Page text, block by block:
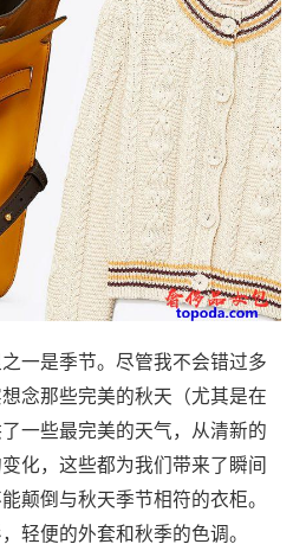
一是季节。尽管我不会错过多
念那些完美的秋天（尤其是在
一些最完美的天气，从清新的
化，这些都为我们带来了瞬间
颠倒与秋天季节相符的衣柜。
轻便的外套和秋季的色调。